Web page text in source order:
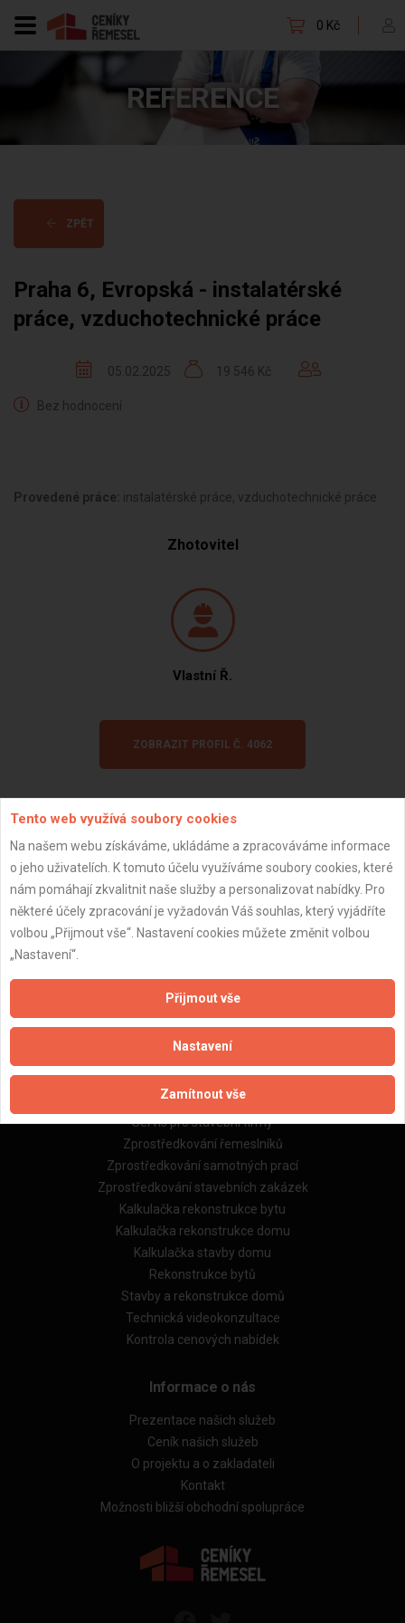
0 Kč
REFERENCE
ZPĚT
Praha 6, Evropská - instalatérské
práce, vzduchotechnické práce
05.02.2025 19 546 Kč
Bez hodnocení
Provedené práce: instalatérské práce, vzduchotechnické práce
Zhotovitel
Vlastní Ř.
ZOBRAZIT PROFIL Č. 4062
Důležité informace
Naše firmy a řemeslníci
Zpracování a ochrana osobních údajů
Obchodní podmínky (zprostředkování)
Obchodní podmínky (rozpočtování)
Reference
Naše excelové tabulky online
Naše služby
Servis pro stavební firmy
Zprostředkování řemeslníků
Zprostředkování samotných prací
Zprostředkování stavebních zakázek
Kalkulačka rekonstrukce bytu
Kalkulačka rekonstrukce domu
Kalkulačka stavby domu
Rekonstrukce bytů
Stavby a rekonstrukce domů
Technická videokonzultace
Kontrola cenových nabídek
Informace o nás
Prezentace našich služeb
Ceník našich služeb
O projektu a o zakladateli
Kontakt
Možnosti bližší obchodní spolupráce
Tento web využívá soubory cookies
Na našem webu získáváme, ukládáme a zpracováváme informace
o jeho uživatelích. K tomuto účelu využíváme soubory cookies, které
nám pomáhají zkvalitnit naše služby a personalizovat nabídky. Pro
některé účely zpracování je vyžadován Váš souhlas, který vyjádříte
volbou „Přijmout vše“. Nastavení cookies můžete změnit volbou
„Nastavení“.
Přijmout vše
Nastavení
Zamítnout vše